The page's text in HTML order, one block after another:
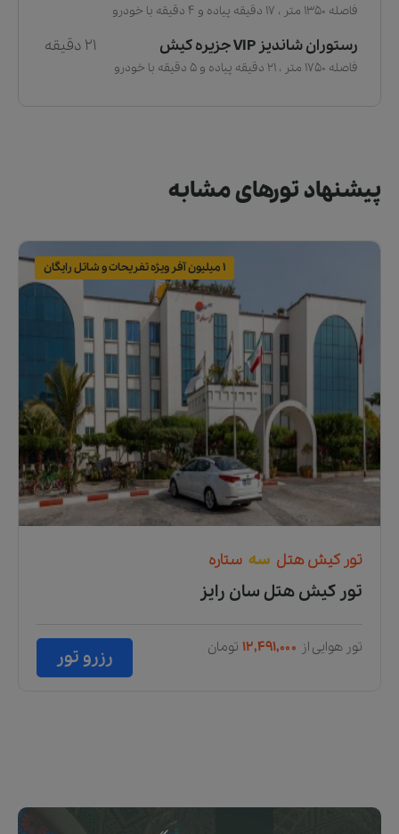
فاصله 1350 متر ، 17 دقیقه پیاده و 4 دقیقه با خودرو
رستوران شاندیز VIP جزیره کیش 21 دقیقه
فاصله 1750 متر ، 21 دقیقه پیاده و 5 دقیقه با خودرو
پیشنهاد تورهای مشابه
1 میلیون آفر ویژه تفریحات و شاتل رایگان
تور کیشهتل سه ستاره
تور کیش هتل سان رایز
رزرو تور تور هوایی از ۱۲,۴۹۱,۰۰۰ تومان